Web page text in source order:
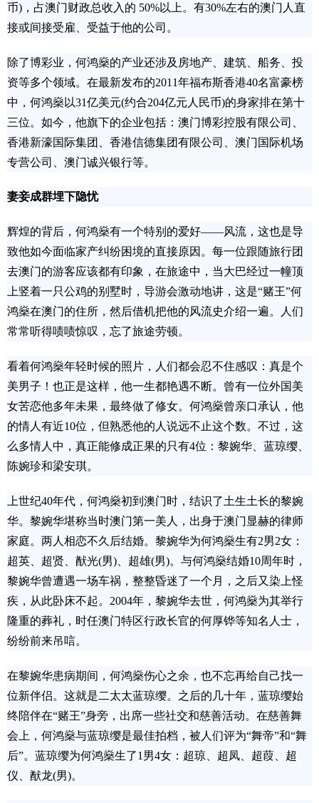
币)，占澳门财政总收入的 50%以上。有30%左右的澳门人直
接或间接受雇、受益于他的公司。
除了博彩业，何鸿燊的产业还涉及房地产、建筑、船务、投
资等多个领域。在最新发布的2011年福布斯香港40名富豪榜
中，何鸿燊以31亿美元(约合204亿元人民币)的身家排在第十
三位。如今，他旗下的企业包括：澳门博彩控股有限公司、
香港新濠国际集团、香港信德集团有限公司、澳门国际机场
专营公司、澳门诚兴银行等。
妻妾成群埋下隐忧
辉煌的背后，何鸿燊有一个特别的爱好——风流，这也是导
致他如今面临家产纠纷困境的直接原因。每一位跟随旅行团
去澳门的游客应该都有印象，在旅途中，当大巴经过一幢顶
上竖着一只公鸡的别墅时，导游会激动地讲，这是“赌王”何
鸿燊在澳门的住所，然后借机把他的风流史介绍一遍。人们
常常听得啧啧惊叹，忘了旅途劳顿。
看着何鸿燊年轻时候的照片，人们都会忍不住感叹：真是个
美男子！也正是这样，他一生都艳遇不断。曾有一位外国美
女苦恋他多年未果，最终做了修女。何鸿燊曾亲口承认，他
的情人有近10位，但熟悉他的人说远不止这个数。不过，这
么多情人中，真正能修成正果的只有4位：黎婉华、蓝琼缨、
陈婉珍和梁安琪。
上世纪40年代，何鸿燊初到澳门时，结识了土生土长的黎婉
华。黎婉华堪称当时澳门第一美人，出身于澳门显赫的律师
家庭。两人相恋不久后结婚。黎婉华为何鸿燊生有2男2女：
超英、超贤、猷光(男)、超雄(男)。与何鸿燊结婚10周年时，
黎婉华曾遭遇一场车祸，整整昏迷了一个月，之后又染上怪
疾，从此卧床不起。2004年，黎婉华去世，何鸿燊为其举行
隆重的葬礼，时任澳门特区行政长官的何厚铧等知名人士，
纷纷前来吊唁。
在黎婉华患病期间，何鸿燊伤心之余，也不忘再给自己找一
位新伴侣。这就是二太太蓝琼缨。之后的几十年，蓝琼缨始
终陪伴在“赌王”身旁，出席一些社交和慈善活动。在慈善舞
会上，何鸿燊与蓝琼缨是最佳拍档，被人们评为“舞帝”和“舞
后”。蓝琼缨为何鸿燊生了1男4女：超琼、超凤、超葭、超
仪、猷龙(男)。